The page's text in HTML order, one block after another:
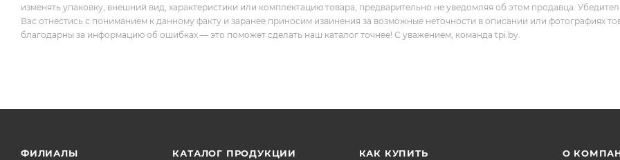
изменять упаковку, внешний вид, характеристики или комплектацию товара, предварительно не уведомляя об этом продавца.
Вас отнестись с пониманием к данному факту и заранее приносим извинения за возможные неточности в описании или фотографиях
благодарны за информацию об ошибках — это поможет сделать наш каталог точнее! С уважением, команда tpi.by.
ФИЛИАЛЫ КАТАЛОГ ПРОДУКЦИИ КАК КУПИТЬ О